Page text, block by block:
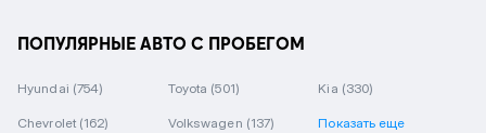
ПОПУЛЯРНЫЕ АВТО С ПРОБЕГОМ
Hyundai (754) Toyota (501) Kia (330)
Chevrolet (162) Volkswagen (137) Показать еще